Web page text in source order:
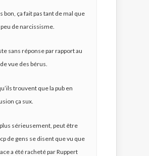
bon, ça fait pas tant de mal que
peu de narcissisme.
sans réponse par rapport au
vue des bérus.
trouvent que la pub en
ça sux.
sérieusement, peut être
de gens se disent que vu que
a été racheté par Ruppert